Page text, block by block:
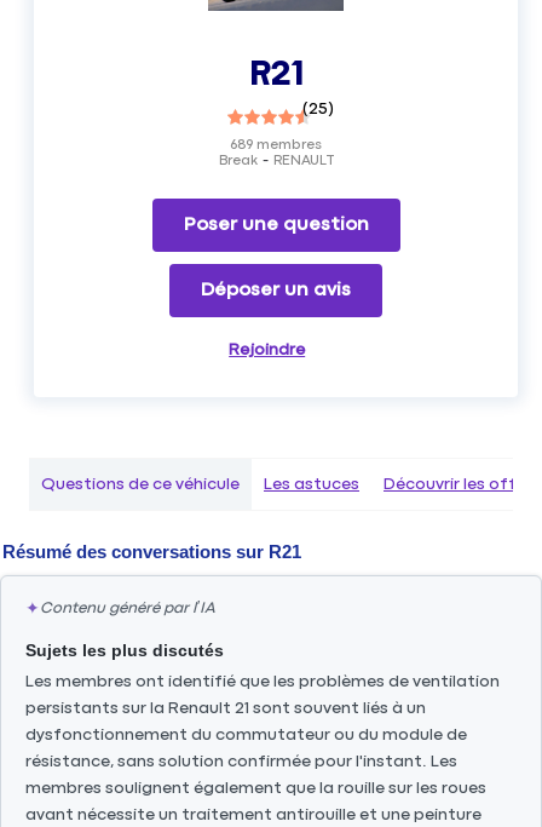
R21
(25)
Break RENAULT
689 membres
Poser une question
Déposer un avis
Rejoindre
Questions de ce véhicule Les astuces Découvrir les
Résumé des conversations sur R21
✦ Contenu généré par l’IA
Sujets les plus discutés
Les membres ont identifié que les problèmes de ventilation
persistants sur la Renault 21 sont souvent liés à un
dysfonctionnement du commutateur ou du module de
résistance, sans solution confirmée pour l'instant. Les
membres soulignent également que la rouille sur les roues
avant nécessite un traitement antirouille et une peinture